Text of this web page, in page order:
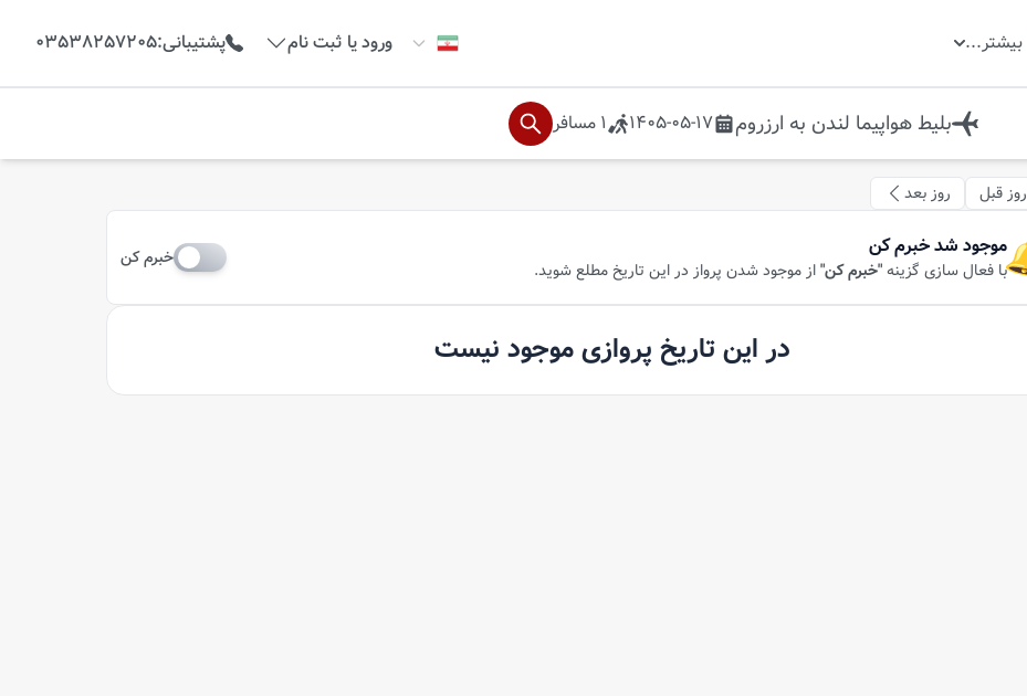
بیشتر... ورود یا ثبت نام پشتیبانی:
03538257205
بلیط هواپیما لندن به ارزروم 1405-05-17
1 مسافر
روز قبل روز بعد
موجود شد خبرم کن
با فعال سازی گزینه"خبرم کن"از موجود شدن پرواز در این تاریخ مطلع شوید.
خبرم کن
در این تاریخ پروازی موجود نیست